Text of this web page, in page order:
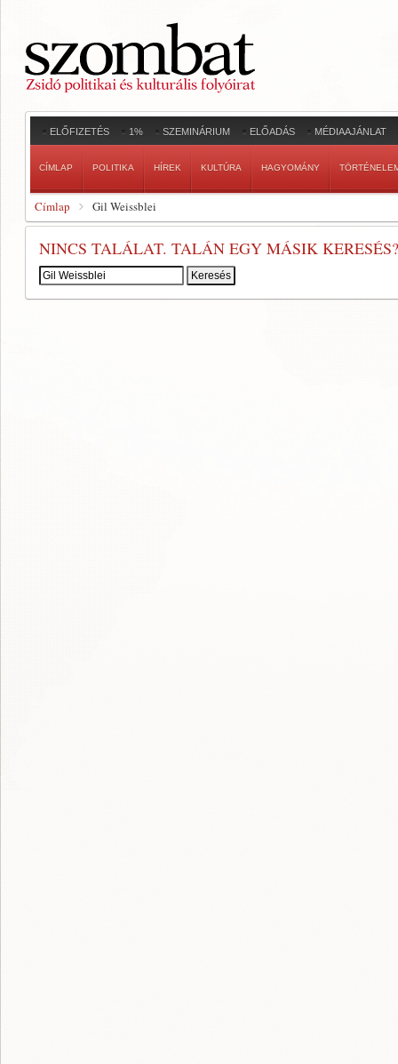
ELŐFIZETÉS 1% SZEMINÁRIUM ELŐADÁS MÉDIAAJÁNLAT
CÍMLAP POLITIKA HÍREK KULTÚRA HAGYOMÁNY
Címlap Gil Weissblei
NINCS TALÁLAT. TALÁN EGY MÁSIK KERESÉS?
Keresés: